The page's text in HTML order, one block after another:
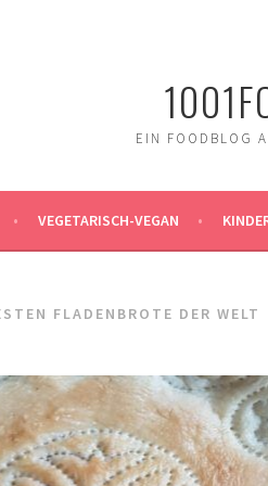
EIN FOODBLOG
VEGETARISCH-VEGAN
FLADENBROTE DER WELT